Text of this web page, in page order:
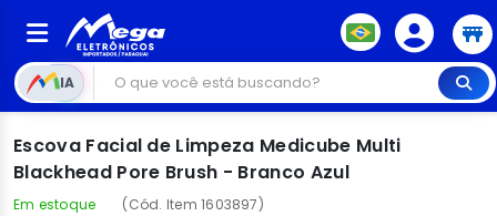
IA
Escova Facial de Limpeza Medicube Multi
Blackhead Pore Brush - Branco Azul
Em estoque (Cód. Item 1603897)